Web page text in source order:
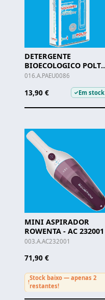
DETERGENTE
BIOECOLOGICO POLTI
PINHO - PAEU0086
016.A.PAEU0086
13,90 € ✓Em stock
MINI ASPIRADOR
ROWENTA - AC 232001
003.A.AC232001
71,90 €
!
Stock baixo — apenas 2
restantes!